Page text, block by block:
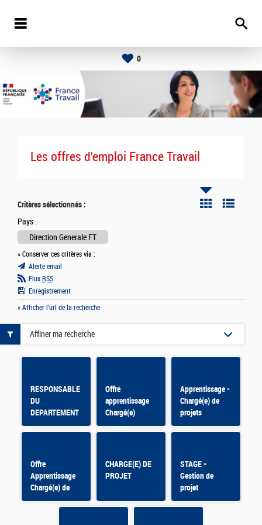
0
Les offres d'emploi France Travail
Critères sélectionnés :
Pays :
Direction Generale FT
» Conserver ces critères via :
Alerte email
Flux RSS
Enregistrement
» Afficher l'url de la recherche
RESPONSABLE
DU
DEPARTEMENT
ENVIRONNEMENT
DIRECTION
GENERALE
Offre
apprentissage
Chargé(e)
d'appui aux
déontologie F/H
Apprentissage -
Chargé(e) de
projets
Offre
Apprentissage
Chargé(e) de
mission –
Mobilisation du
CHARGE(E) DE
PROJET
STAGE -
Gestion de
projet
Affiner ma recherche